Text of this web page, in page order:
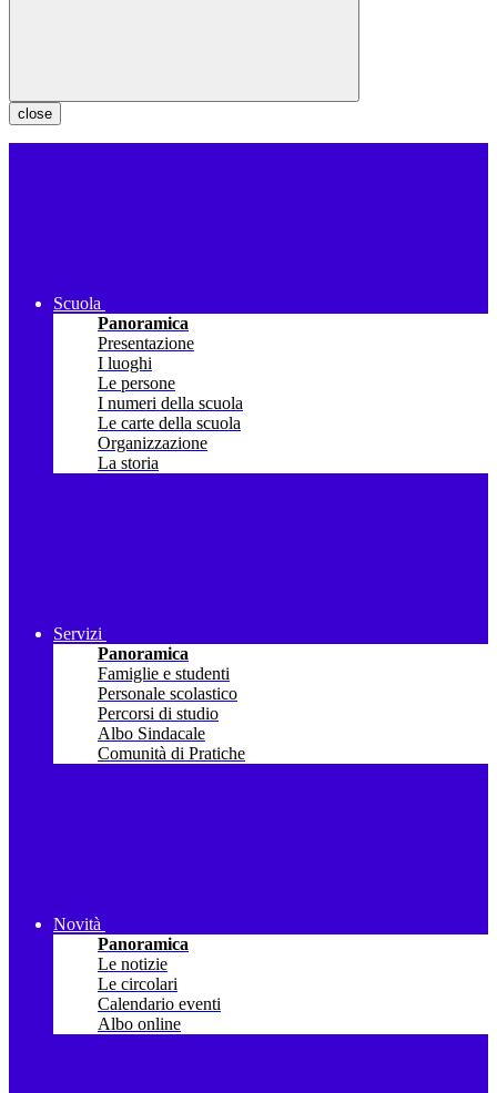
close
Scuola
Panoramica
Presentazione
I luoghi
Le persone
I numeri della scuola
Le carte della scuola
Organizzazione
La storia
Servizi
Panoramica
Famiglie e studenti
Personale scolastico
Percorsi di studio
Albo Sindacale
Comunità di Pratiche
Novità
Panoramica
Le notizie
Le circolari
Calendario eventi
Albo online